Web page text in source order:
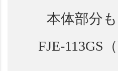
本体部分
FJE-113GS（